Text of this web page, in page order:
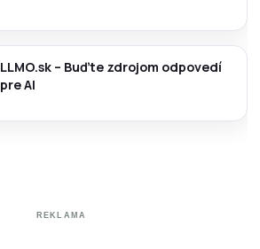
LLMO.sk – Buďte zdrojom odpovedí
pre AI
REKLAMA